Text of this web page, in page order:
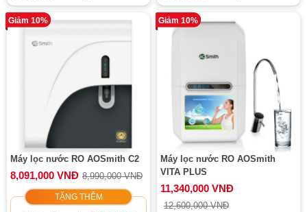
Giảm 10%
Máy lọc nước RO AOSmith C2
8,091,000 VNĐ 8,990,000 VNĐ
TẶNG THÊM
Giảm 10%
Máy lọc nước RO AOSmith
VITA PLUS
11,340,000 VNĐ
12,600,000 VNĐ